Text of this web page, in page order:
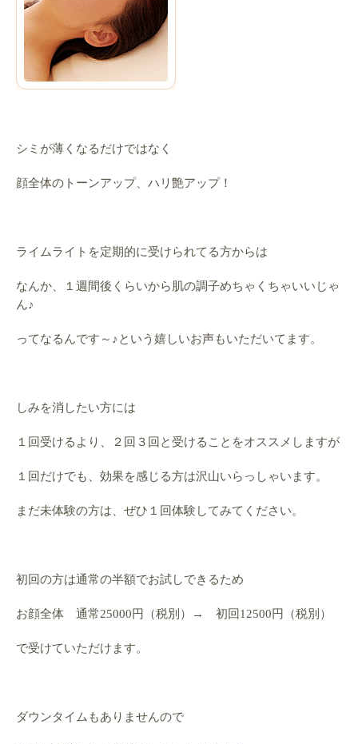
シミが薄くなるだけではなく
顔全体のトーンアップ、ハリ艶アップ！
ライムライトを定期的に受けられてる方からは
なんか、１週間後くらいから肌の調子めちゃくちゃいいじゃ
ん♪
ってなるんです～♪という嬉しいお声もいただいてます。
しみを消したい方には
１回受けるより、２回３回と受けることをオススメしますが
１回だけでも、効果を感じる方は沢山いらっしゃいます。
まだ未体験の方は、ぜひ１回体験してみてください。
初回の方は通常の半額でお試しできるため
お顔全体 通常25000円（税別）→ 初回12500円（税別）
で受けていただけます。
ダウンタイムもありませんので